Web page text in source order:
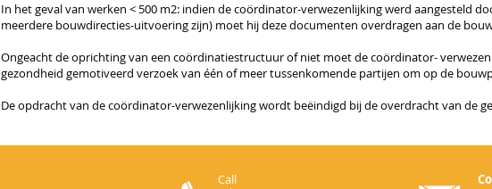
In het geval van werken < 500 m2: indien de coördinator-verwezenlijkingwerd aangesteld
meerdere bouwdirecties-uitvoering zijn) moet hij deze documenten overdragen aan de
Ongeacht de oprichting van een coördinatiestructuur of niet moet de coördinator-
gezondheid gemotiveerd verzoek van één of meer tussenkomende partijen om op de
De opdracht van de coördinator-verwezenlijking wordt beëindigd bij deoverdracht van de
Call